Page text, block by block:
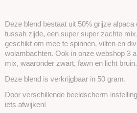
Deze blend bestaat uit 50% grijze
tussah zijde, een super super zachte
geschikt om mee te spinnen, vilten en
wolambachten. Ook in onze webshop 3
mix, waaronder zwart, fawn en licht bruin.
Deze blend is verkrijgbaar in 50 gram.
Door verschillende beeldscherm
iets afwijken!